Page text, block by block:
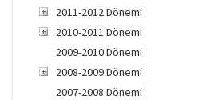
2011-2012 Dönemi
2010-2011 Dönemi
2009-2010 Dönemi
2008-2009 Dönemi
2007-2008 Dönemi